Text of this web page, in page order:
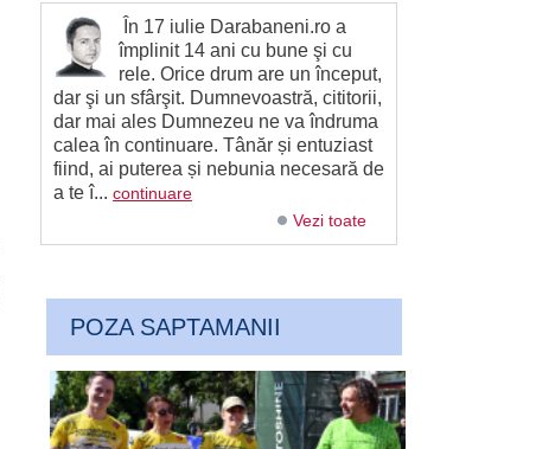
În 17 iulie Darabaneni.ro a
împlinit 14 ani cu bune şi cu
rele. Orice drum are un început,
dar şi un sfârşit. Dumnevoastră, cititorii,
dar mai ales Dumnezeu ne va îndruma
calea în continuare. Tânăr și entuziast
fiind, ai puterea și nebunia necesară de
a te î... continuare
Vezi toate
POZA SAPTAMANII